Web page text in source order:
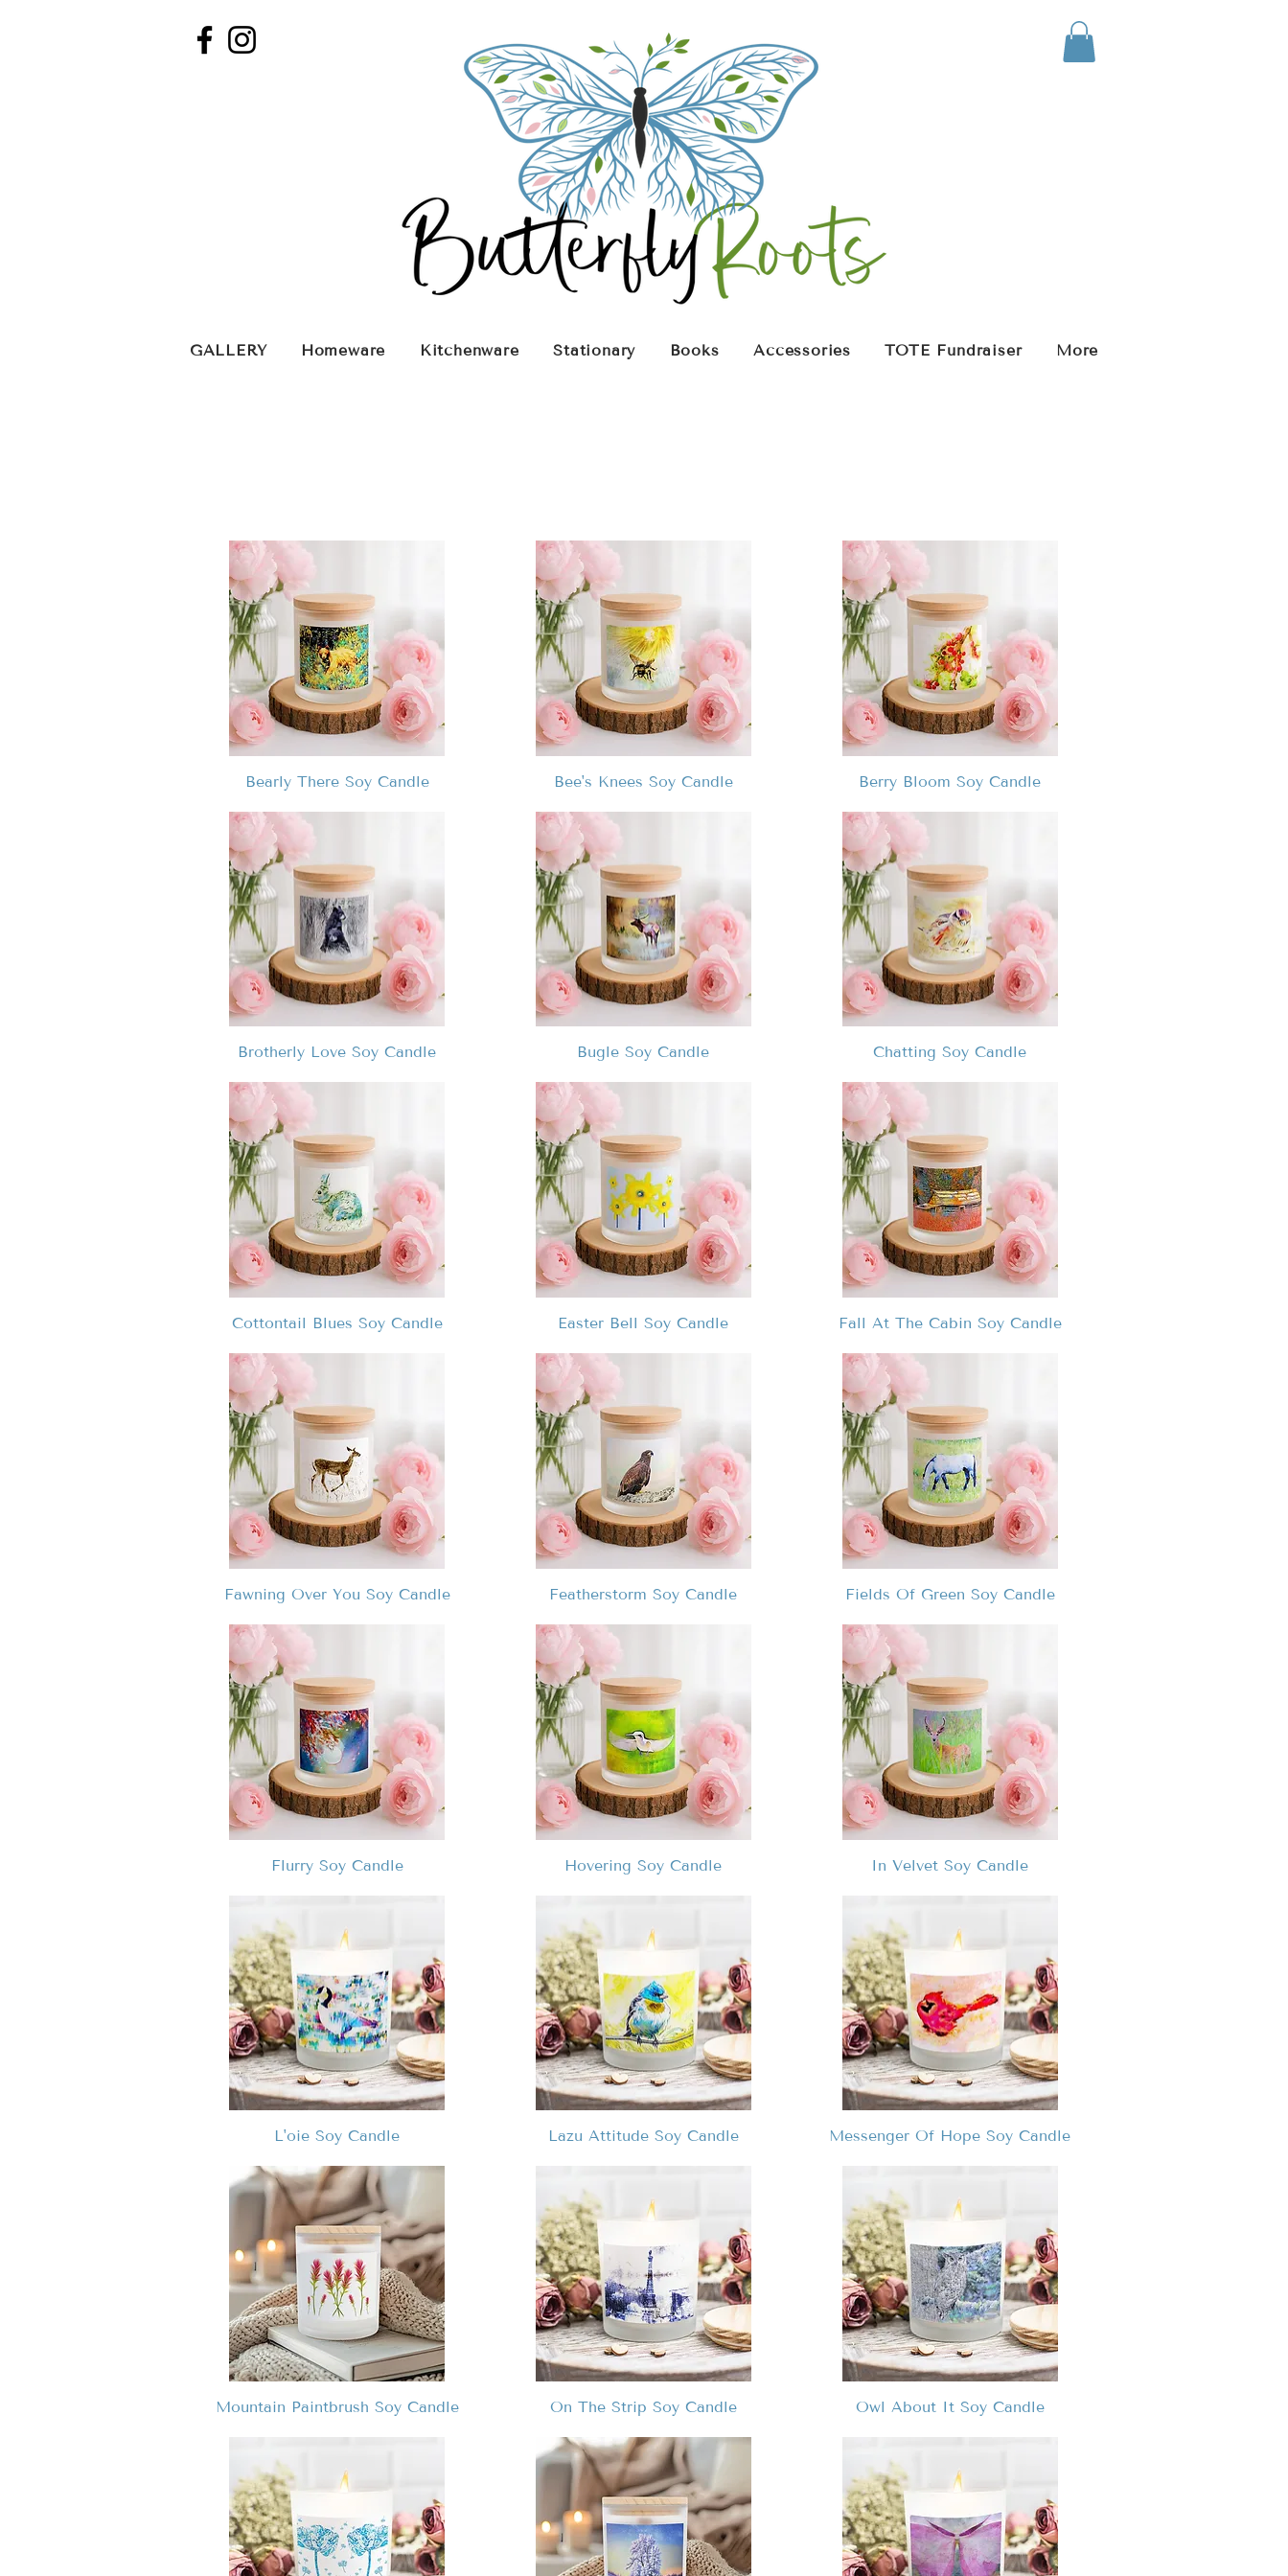
GALLERY Homeware Kitchenware Stationary Books Accessories TOTE Fundraiser More
Bearly There Soy Candle Bee's Knees Soy Candle Berry Bloom Soy Candle
Brotherly Love Soy Candle Bugle Soy Candle Chatting Soy Candle
Cottontail Blues Soy Candle Easter Bell Soy Candle Fall At The Cabin Soy Candle
Fawning Over You Soy Candle Featherstorm Soy Candle Fields Of Green Soy Candle
Flurry Soy Candle Hovering Soy Candle In Velvet Soy Candle
L'oie Soy Candle Lazu Attitude Soy Candle Messenger Of Hope Soy Candle
Mountain Paintbrush Soy Candle On The Strip Soy Candle Owl About It Soy Candle